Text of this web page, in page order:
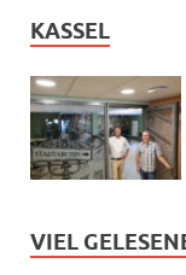
KASSEL
VIEL